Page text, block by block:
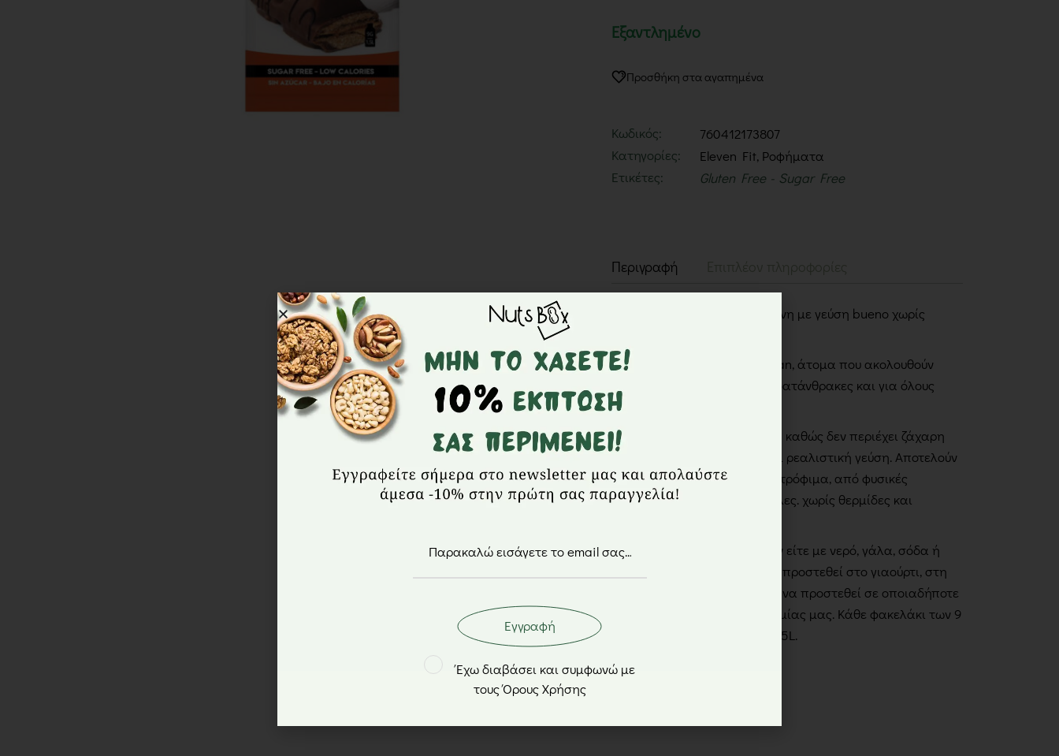
Εξαντλημένο
Προσθήκη στα αγαπημένα
Κωδικός:
760412173807
Κατηγορίες:
Eleven Fit, Ροφήματα
Ετικέτες:
Gluten Free Sugar Free
Περιγραφή
Απολαυστικό ρόφημα σε σκόνη με γεύση bueno χωρίς
Ιδανικό για διαβητικούς, Vegan, άτομα που ακολουθούν
ειδική διατροφή φτωχή σε υδατάνθρακες και για όλους
τους τύπους δίαιτας.
Αποτελεί μια υγιεινή επιλογή καθώς δεν περιέχει ζάχαρη
ενώ προσφέρει αυθεντική και ρεαλιστική γεύση. Αποτελούν
μη γενετικά τροποποιημένα τρόφιμα, από φυσικές
χρωστικές και αρωματικές ύλες. χωρίς θερμίδες και
Μπορούν να προετοιμαστούν είτε με νερό, γάλα, σόδα ή
ανθρακούχο νερό. Μπορεί να προστεθεί στο γιαούρτι, στη
κρέμα, στο ζελέ. ή ακόμη και να προστεθεί σε οποιαδήποτε
γλυκιά παρασκευή της επιθυμίας μας. Κάθε φακελάκι των 9
γραμμαρίων αντιστοιχεί σε 1,5L.
Εγγραφή
Έχω διαβάσει και συμφωνώ με
τους Όρους Χρήσης